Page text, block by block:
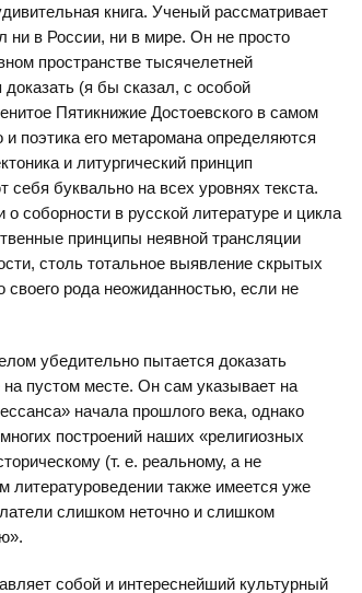
книга. Ученый рассматривает
ни в России, ни в мире. Он не просто
пространстве тысячелетней
(я бы сказал, с особой
Пятикнижие Достоевского в самом
поэтика его метаромана определяются
и литургический принцип
себя буквально на всех уровнях текста.
соборности в русской литературе и цикла
принципы неявной трансляции
столь тотальное выявление скрытых
своего рода неожиданностью, если не
убедительно пытается доказать
пустом месте. Он сам указывает на
начала прошлого века, однако
построений наших «религиозных
(т. е. реальному, а не
также имеется уже
слишком неточно и слишком
собой и интереснейший культурный